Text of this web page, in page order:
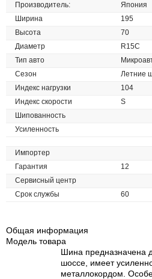
Производитель:
Япония
Ширина
195
Высота
70
Диаметр
R15C
Тип авто
Сезон
Летние
Индекс нагрузки
104
Индекс скорости
S
Шипованность
Усиленность
Импортер
Гарантия
12
Сервисный центр
Срок службы
60
Общая информация
Модель товара
Шина предназначена
шоссе, имеет
металлокордом.